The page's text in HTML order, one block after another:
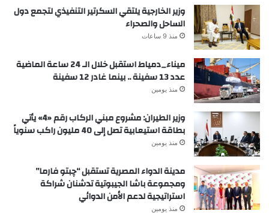
وزير الخارجية يلتقي السكرتير التنفيذي لتجمع دول
الساحل والصحراء
منذ 9 ساعات
ميناء_دمياط استقبل خلال الـ 24 ساعة الماضية
عدد 13 سفينة .. بينما غادر 12 سفينة
منذ يومين
وزير الطيران: مشروع مبني الركاب رقم «4» يأتي
بطاقة استيعابية تصل إلى 40 مليون راكب سنوياً
منذ يومين
مدينة الدواء المصرية تستقبل “چبتو فارما”
ومجموعة باشا الجيبوتية تدشنان شراكة
استراتيجية لدعم الأمن الدوائي
منذ يومين